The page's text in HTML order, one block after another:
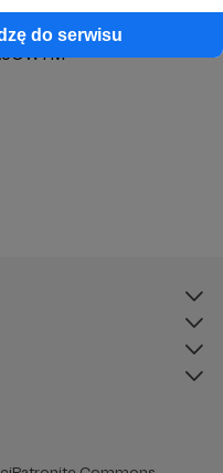
do serwisu
KONCERTY W